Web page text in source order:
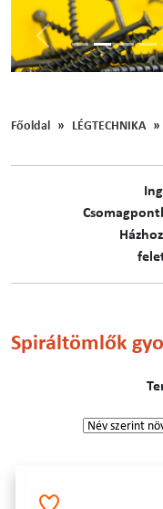
Előző
Főoldal LÉGTECHNIKA
Spiráltömlők